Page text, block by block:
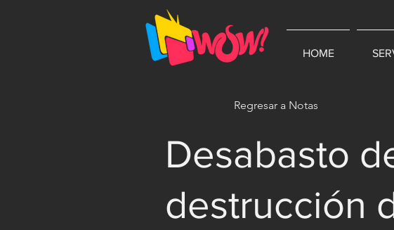
HOME
Regresar a Notas
Desabasto
destrucción